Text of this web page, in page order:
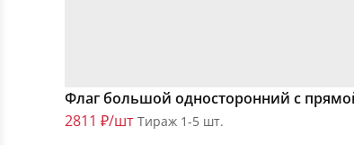
Флаг большой односторонний с
2811 ₽/шт Тираж 1-5 шт.